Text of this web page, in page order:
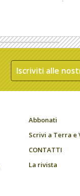
Iscriviti alle
Abbonati
Scrivi a Terra e
CONTATTI
La rivista